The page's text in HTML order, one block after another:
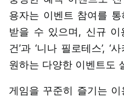
용자는 이벤트 참여를
받을 수 있으며, 신규 이
건’과 ‘니나 필로테스’, ‘
원하는 다양한 이벤트도
게임을 꾸준히 즐기는